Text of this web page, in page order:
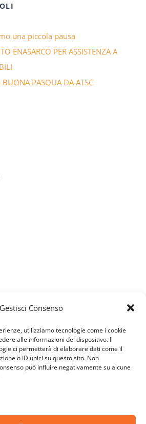
Gestisci Consenso
utilizziamo tecnologie come i cookie
alle informazioni del dispositivo. Il
ci permetterà di elaborare dati come il
o ID unici su questo sito. Non
può influire negativamente su alcune
una piccola pausa
ENASARCO PER ASSISTENZA A
PASQUA DA ATSC
eventi previsti.